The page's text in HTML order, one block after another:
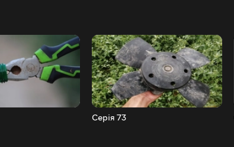
Серія 73